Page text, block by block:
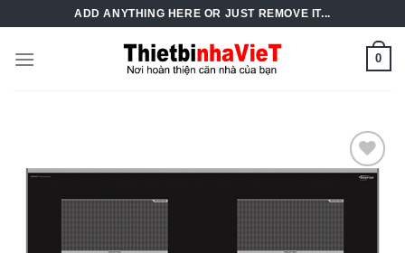
content
ADD ANYTHING HERE OR JUST REMOVE IT...
0
Add to
Wishlist